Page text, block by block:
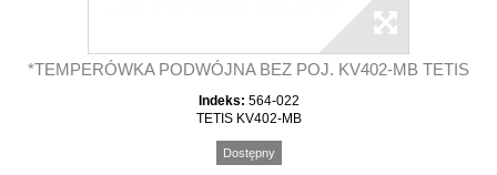
*TEMPERÓWKA PODWÓJNA BEZ POJ. KV402-MB TETIS
Indeks: 564-022
TETIS KV402-MB
Dostępny